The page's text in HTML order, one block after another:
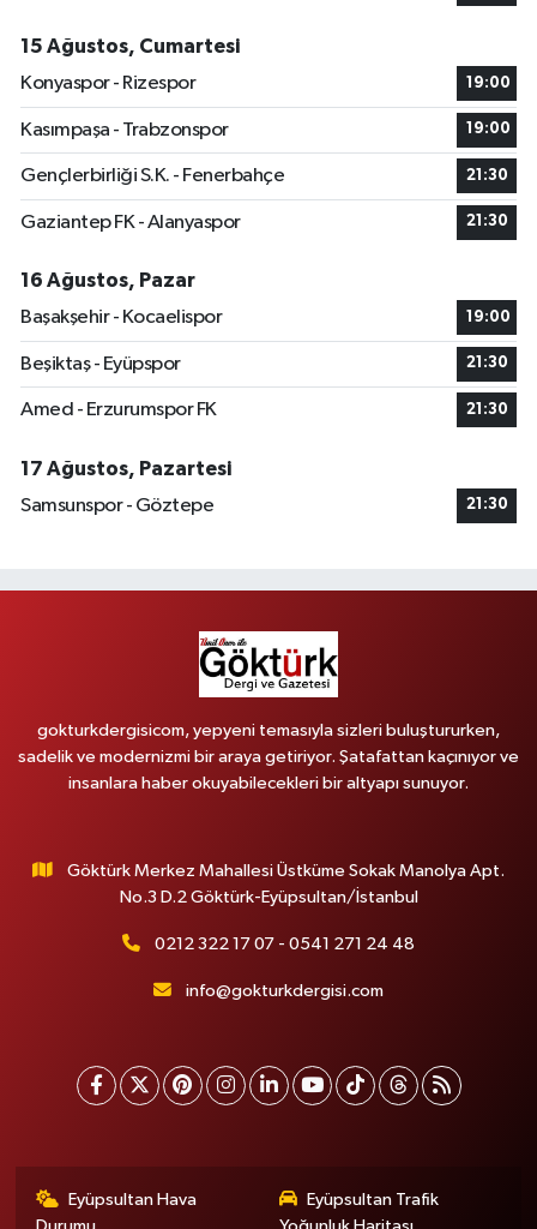
15 Ağustos, Cumartesi
Konyaspor - Rizespor
19:00
Kasımpaşa - Trabzonspor 19:00
Gençlerbirliği S.K. - Fenerbahçe 21:30
Gaziantep FK - Alanyaspor 21:30
16 Ağustos, Pazar
Başakşehir - Kocaelispor
19:00
Beşiktaş - Eyüpspor 21:30
Amed - Erzurumspor FK 21:30
17 Ağustos, Pazartesi
Samsunspor - Göztepe
21:30
gokturkdergisicom, yepyeni temasıyla sizleri buluştururken,
sadelik ve modernizmi bir araya getiriyor. Şatafattan kaçınıyor ve
insanlara haber okuyabilecekleri bir altyapı sunuyor.
Göktürk Merkez Mahallesi Üstküme Sokak Manolya Apt.
No.3 D.2 Göktürk-Eyüpsultan/İstanbul
0212 322 17 07 - 0541 271 24 48
info@gokturkdergisi.com
Eyüpsultan Hava
Durumu
Eyüpsultan Trafik
Yoğunluk Haritası